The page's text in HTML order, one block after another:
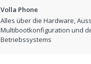
Volla Phone
Alles über die Hardware,
Multibootkonfiguration und
Betriebssystems